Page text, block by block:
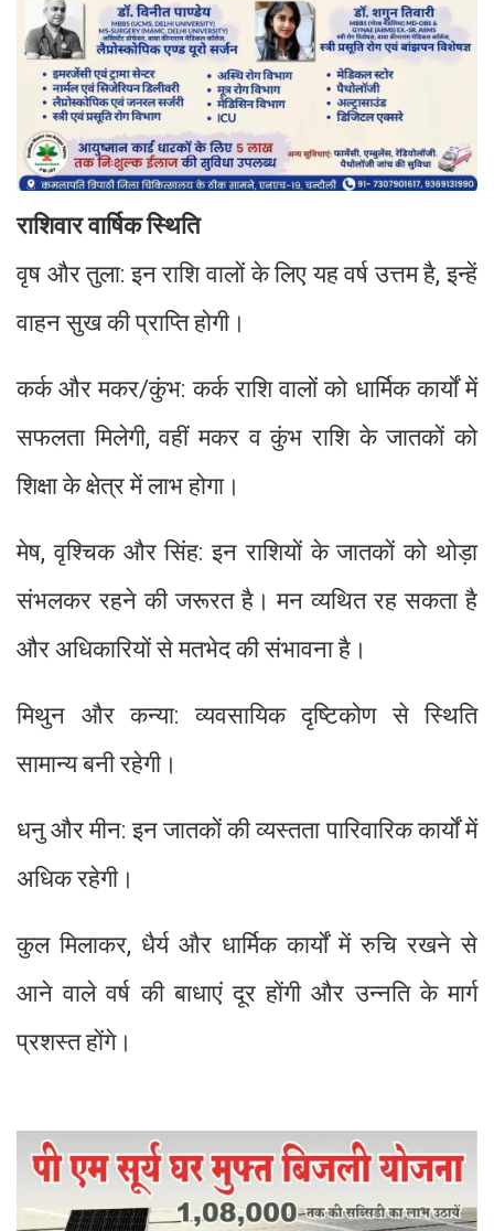
राशिवार वार्षिक स्थिति
वृष और तुला: इन राशि वालों के लिए यह वर्ष उत्तम है, इन्हें
वाहन सुख की प्राप्ति होगी।
कर्क और मकर/कुंभ: कर्क राशि वालों को धार्मिक कार्यों में
सफलता मिलेगी, वहीं मकर व कुंभ राशि के जातकों को
शिक्षा के क्षेत्र में लाभ होगा।
मेष, वृश्चिक और सिंह: इन राशियों के जातकों को थोड़ा
संभलकर रहने की जरूरत है। मन व्यथित रह सकता है
और अधिकारियों से मतभेद की संभावना है।
मिथुन और कन्या: व्यवसायिक दृष्टिकोण से स्थिति
सामान्य बनी रहेगी।
धनु और मीन: इन जातकों की व्यस्तता पारिवारिक कार्यों में
अधिक रहेगी।
कुल मिलाकर, धैर्य और धार्मिक कार्यों में रुचि रखने से
आने वाले वर्ष की बाधाएं दूर होंगी और उन्नति के मार्ग
प्रशस्त होंगे।